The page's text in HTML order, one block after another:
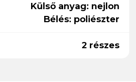
Külső anyag: nejlon
Bélés: poliészter
2 részes